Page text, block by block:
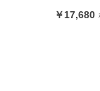
17,680